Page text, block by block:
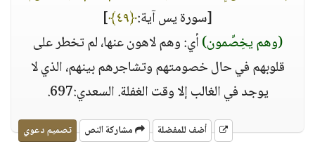
[سورة يس آية:﴿٤٩﴾
]
(وهم يخِصِّمون)أي: وهم لاهون عنها، لم تخطر على
قلوبهم في حال خصومتهم وتشاجرهم بينهم، الذي لا
يوجد في الغالب إلا وقت الغفلة. السعدي:697.
أضف للمفضلة مشاركة النص تصميم دعوي